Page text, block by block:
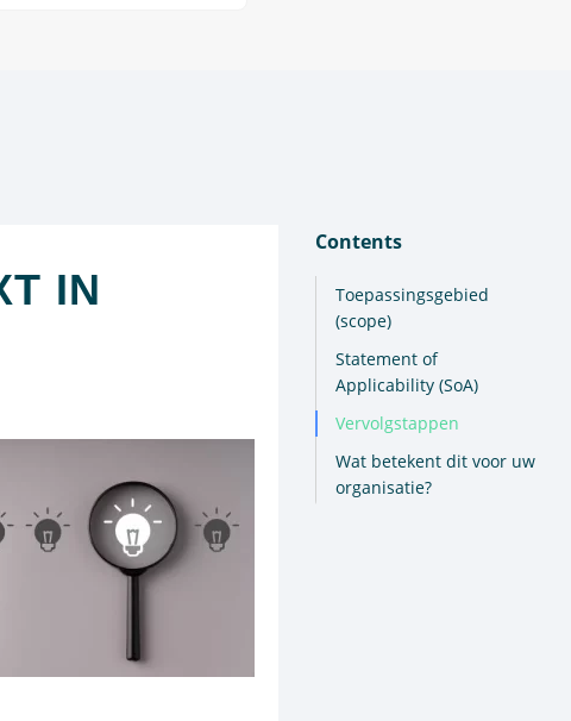
IN
Contents
Toepassingsgebied
(scope)
Statement of
Applicability (SoA)
Vervolgstappen
Wat betekent dit voor uw
organisatie?